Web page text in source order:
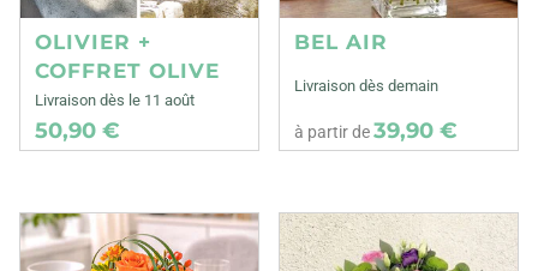
OLIVIER +
COFFRET OLIVE
Livraison dès le 11 août
50,90 €
BEL AIR
Livraison dès demain
à partir de39,90 €